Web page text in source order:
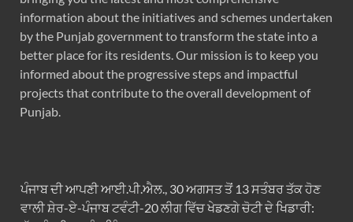
information about the initiatives and schemes undertaken
by the Punjab government to transform the state into a
better place for its residents. Our mission is to keep you
informed about the progressive steps and impactful
projects that contribute to the overall development of
Punjab.
ਪੰਜਾਬ ਦੀ ਆਪਣੀ ਆਈ.ਪੀ.ਐਲ., 30 ਅਗਸਤ ਤੋਂ 13 ਸਤੰਬਰ ਤੱਕ ਹੋਣ
ਵਾਲੀ ਸ਼ੇਰ-ਏ-ਪੰਜਾਬ ਟਵੰਟੀ-20 ਲੀਗ ਵਿੱਚ ਖੇਡਣਗੇ ਚੋਟੀ ਦੇ ਖਿਡਾਰੀ: